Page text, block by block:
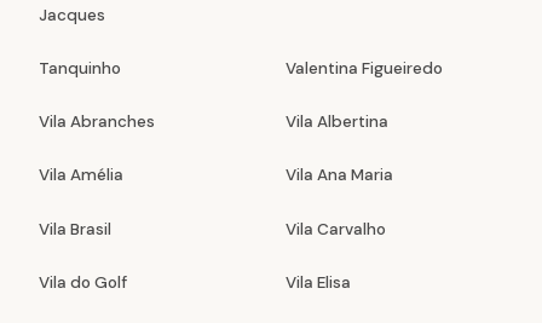
Jacques
Tanquinho Valentina Figueiredo
Vila Abranches Vila Albertina
Vila Amélia Vila Ana Maria
Vila Brasil Vila Carvalho
Vila do Golf Vila Elisa